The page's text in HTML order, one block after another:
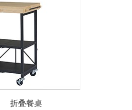
折叠餐桌